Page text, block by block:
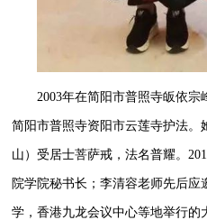
2003年在简阳市普照寺皈依
简阳市普照寺资阳市云莲寺护法。
山）受居士菩萨戒，法名普耀。
院学院秘书长；李清容老师先后
学，香港九龙会议中心等地举行